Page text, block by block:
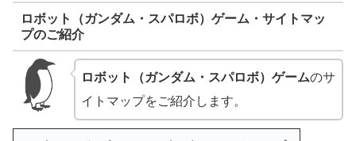
ロボット（ガンダム・スパロボ）ゲーム・サイトマッ
プのご紹介
ロボット（ガンダム・スパロボ）ゲームのサ
イトマップをご紹介します。